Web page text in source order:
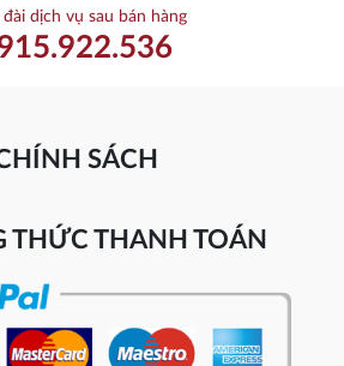
đài dịch vụ sau bán hàng
SÁCH
THỨC THANH TOÁN